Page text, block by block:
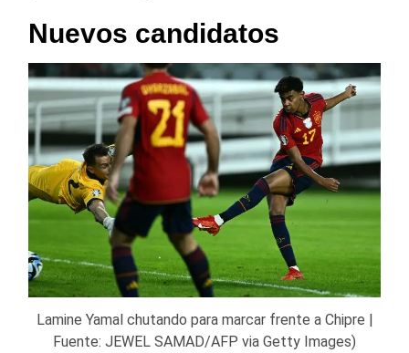
Nuevos candidatos
Lamine Yamal chutando para marcar frente a Chipre |
Fuente: JEWEL SAMAD/AFP via Getty Images)